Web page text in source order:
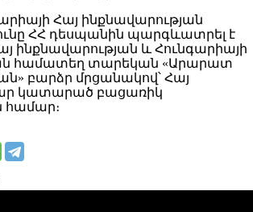
Հայ ինքնավարության
ՀՀ դեսպանին պարգևատրել է
ինքնավարության և Հունգարիայի
համատեղ տարեկան «Արարատ
բարձր մրցանակով՝ Հայ
կատարած բացառիկ
համար։